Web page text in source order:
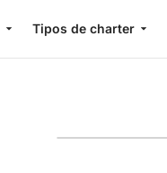
Tipos de charter